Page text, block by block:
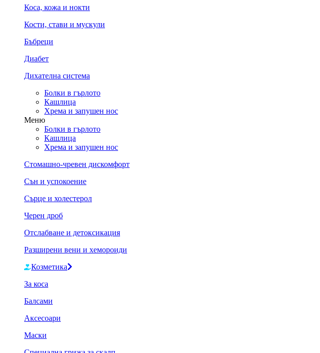
Коса, кожа и нокти
Кости, стави и мускули
Бъбреци
Диабет
Дихателна система
Болки в гърлото
Кашлица
Хрема и запушен нос
Меню
Болки в гърлото
Кашлица
Хрема и запушен нос
Стомашно-чревен дискомфорт
Сън и успокоение
Сърце и холестерол
Черен дроб
Отслабване и детоксикация
Разширени вени и хемороиди
Козметика
За коса
Балсами
Аксесоари
Маски